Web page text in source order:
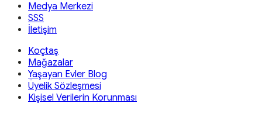
Medya Merkezi
SSS
İletişim
Koçtaş
Mağazalar
Yaşayan Evler Blog
Üyelik Sözleşmesi
Kişisel Verilerin Korunması